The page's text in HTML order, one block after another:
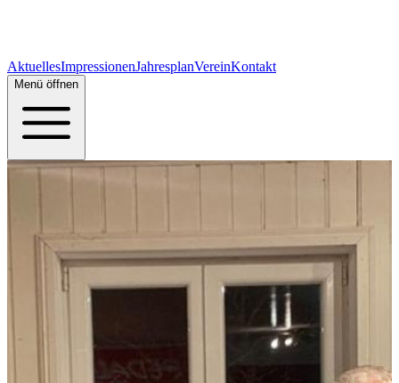
AktuellesImpressionenJahresplanVereinKontakt
Menü öffnen